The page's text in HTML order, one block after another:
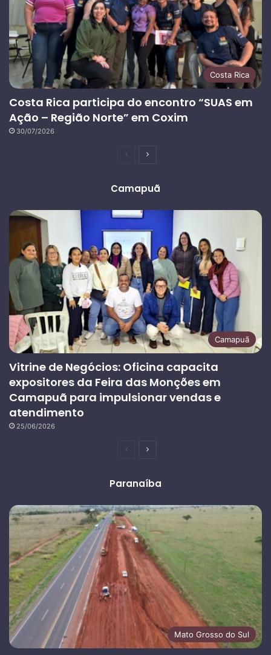
Costa Rica
Costa Rica participa do encontro “SUAS em
Ação – Região Norte” em Coxim
30/07/2026
PáginaPróxima
Camapuã
Camapuã
Vitrine de Negócios: Oficina capacita
expositores da Feira das Monções em
Camapuã para impulsionar vendas e
atendimento
25/06/2026
PáginaPróxima
Paranaíba
Mato Grosso do Sul